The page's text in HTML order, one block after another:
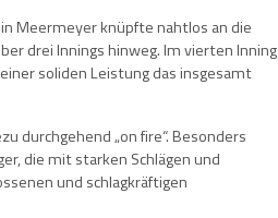
Meermeyer knüpfte nahtlos an die
drei Innings hinweg. Im vierten Inning
soliden Leistung das insgesamt
durchgehend „on fire“. Besonders
die mit starken Schlägen und
und schlagkräftigen